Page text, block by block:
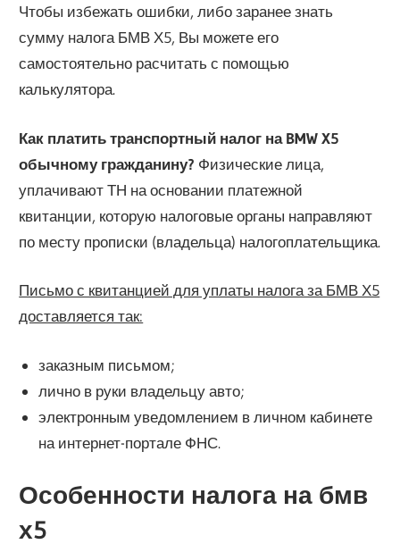
Чтобы избежать ошибки, либо заранее знать
сумму налога БМВ Х5, Вы можете его
самостоятельно расчитать с помощью
калькулятора.
Как платить транспортный налог на BMW X5
обычному гражданину? Физические лица,
уплачивают ТН на основании платежной
квитанции, которую налоговые органы направляют
по месту прописки (владельца) налогоплательщика.
Письмо с квитанцией для уплаты налога за БМВ Х5
доставляется так:
заказным письмом;
лично в руки владельцу авто;
электронным уведомлением в личном кабинете
на интернет-портале ФНС.
Особенности налога на бмв
х5